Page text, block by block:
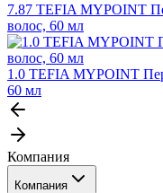
7.87 TEFIA MYPOINT
волос, 60 мл
1.0 TEFIA MYPOINT
60 мл
Компания
Компания